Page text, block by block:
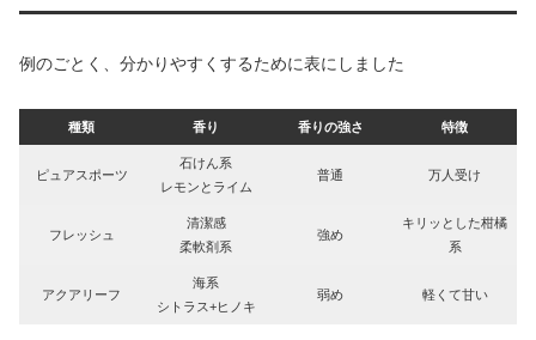
例のごとく、分かりやすくするために表にしました
種類 香り 香りの強さ 特徴
ピュアスポーツ
石けん系
レモンとライム
普通 万人受け
フレッシュ
清潔感
柔軟剤系
強め
キリッとした柑橘
系
アクアリーフ
海系
シトラス+ヒノキ
弱め 軽くて甘い